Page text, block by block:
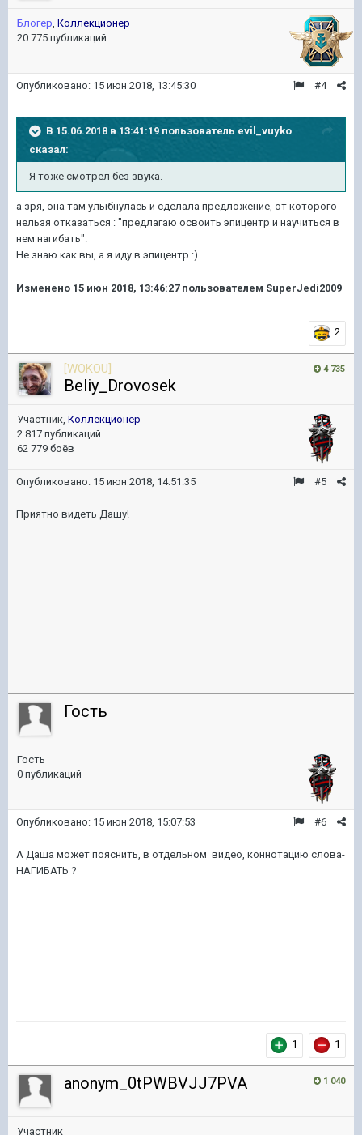
Блогер Коллекционер
20 775 публикаций
#4
Опубликовано: 15 июн 2018, 13:45:30
В 15.06.2018 в 13:41:19 пользователь evil_vuyko
сказал:
Я тоже смотрел без звука.
а зря, она там улыбнулась и сделала предложение, от которого
нельзя отказаться : "предлагаю освоить эпицентр и научиться в
нем нагибать".
Не знаю как вы, а я иду в эпицентр :)
Изменено 15 июн 2018, 13:46:27пользователем SuperJedi2009
2
4 735
[WOKOU]
Beliy_Drovosek
Участник, Коллекционер
2 817 публикаций
62 779 боёв
#5
Опубликовано: 15 июн 2018, 14:51:35
Приятно видеть Дашу!
Гость
Гость
0 публикаций
#6
Опубликовано: 15 июн 2018, 15:07:53
А Даша может пояснить, в отдельном видео, коннотацию слова-
НАГИБАТЬ ?
1 1
1 040
anonym_0tPWBVJJ7PVA
Участник